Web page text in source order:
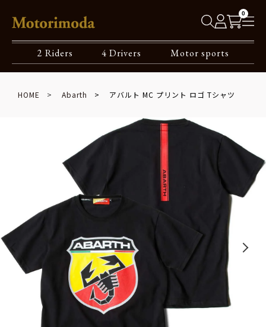
0
2 Riders 4 Drivers Motor sports
HOME Abarth アバルト MC プリント ロゴ Tシャツ